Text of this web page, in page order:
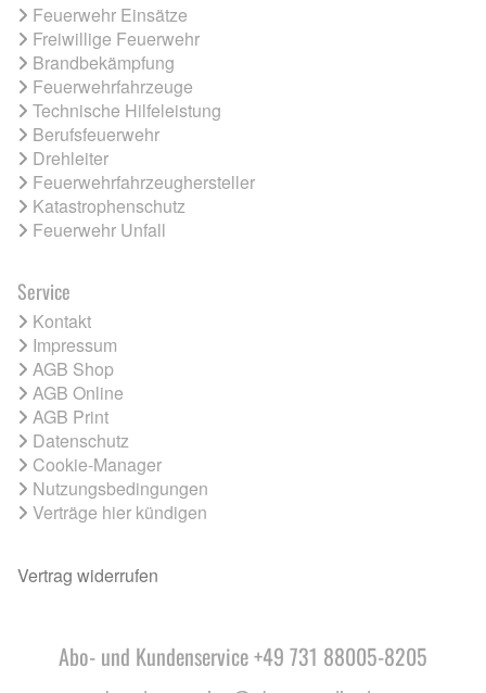
Feuerwehr Einsätze
Freiwillige Feuerwehr
Brandbekämpfung
Feuerwehrfahrzeuge
Technische Hilfeleistung
Berufsfeuerwehr
Drehleiter
Feuerwehrfahrzeughersteller
Katastrophenschutz
Feuerwehr Unfall
Service
Kontakt
Impressum
AGB Shop
AGB Online
AGB Print
Datenschutz
Cookie-Manager
Nutzungsbedingungen
Verträge hier kündigen
Vertrag widerrufen
Abo- und Kundenservice +49 731 88005-8205